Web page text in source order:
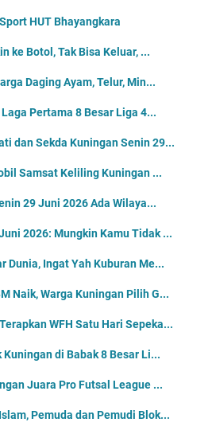
HUT Bhayangkara
ke Botol, Tak Bisa Keluar, ...
Daging Ayam, Telur, Min...
Pertama 8 Besar Liga 4...
dan Sekda Kuningan Senin 29...
Samsat Keliling Kuningan ...
29 Juni 2026 Ada Wilaya...
2026: Mungkin Kamu Tidak ...
Dunia, Ingat Yah Kuburan Me...
Naik, Warga Kuningan Pilih G...
WFH Satu Hari Sepeka...
di Babak 8 Besar Li...
Juara Pro Futsal League ...
Pemuda dan Pemudi Blok...